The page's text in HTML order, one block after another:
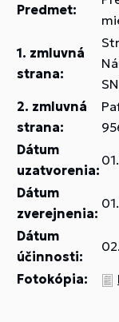
Predmet:
1. zmluvná
strana:
2. zmluvná
strana:
Dátum
uzatvorenia:
Dátum
zverejnenia:
Dátum
účinnosti:
Fotokópia: